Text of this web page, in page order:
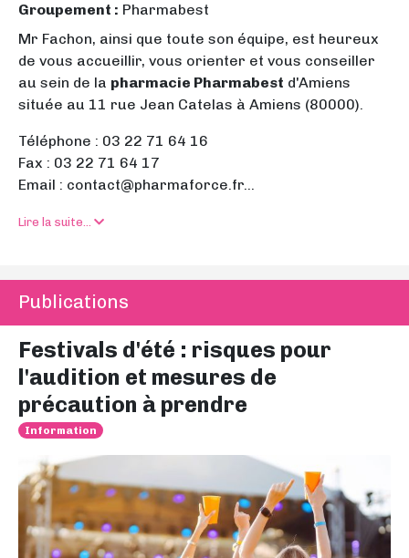
Groupement : Pharmabest
Mr Fachon, ainsi que toute son équipe, est heureux
de vous accueillir, vous orienter et vous conseiller
au sein de la pharmacie Pharmabest d'Amiens
située au 11 rue Jean Catelas à Amiens (80000).
Téléphone : 03 22 71 64 16
Fax : 03 22 71 64 17
Email : contact@pharmaforce.fr...
Lire la suite...
Publications
Festivals d'été : risques pour
l'audition et mesures de
précaution à prendre
Information